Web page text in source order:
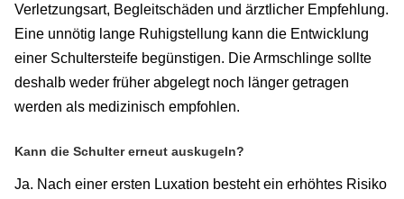
Verletzungsart, Begleitschäden und ärztlicher Empfehlung.
Eine unnötig lange Ruhigstellung kann die Entwicklung
einer Schultersteife begünstigen. Die Armschlinge sollte
deshalb weder früher abgelegt noch länger getragen
werden als medizinisch empfohlen.
Kann die Schulter erneut auskugeln?
Ja. Nach einer ersten Luxation besteht ein erhöhtes Risiko